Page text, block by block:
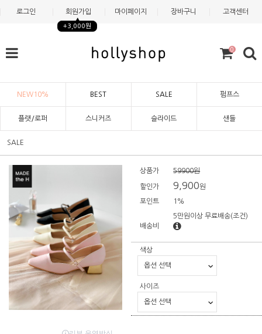
로그인 회원가입
+3,000원
마이페이지 장바구니 고객센터
0
NEW10% BEST SALE 펌프스
플랫/로퍼 스니커즈 슬라이드 샌들
SALE
상품가 59900원
할인가 9,900원
포인트 1%
배송비
5만원이상 무료배송(조건)
색상
사이즈